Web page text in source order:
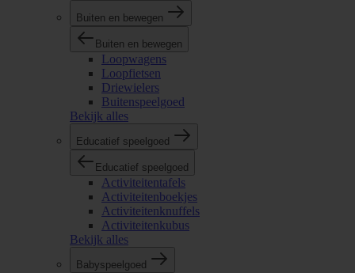
Buiten en bewegen
Buiten en bewegen
Loopwagens
Loopfietsen
Driewielers
Buitenspeelgoed
Bekijk alles
Educatief speelgoed
Educatief speelgoed
Activiteitentafels
Activiteitenboekjes
Activiteitenknuffels
Activiteitenkubus
Bekijk alles
Babyspeelgoed